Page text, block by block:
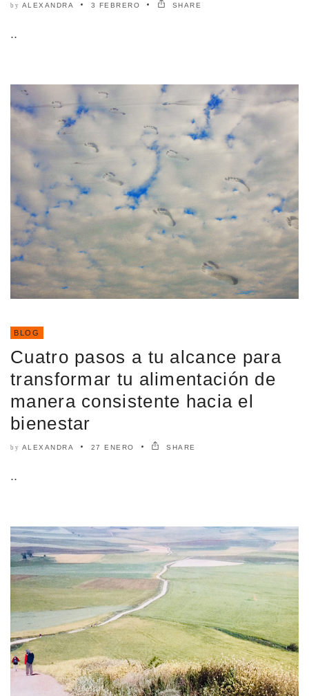
by ALEXANDRA 3 FEBRERO SHARE
..
BLOG
Cuatro pasos a tu alcance para
transformar tu alimentación de
manera consistente hacia el
bienestar
by ALEXANDRA 27 ENERO SHARE
..